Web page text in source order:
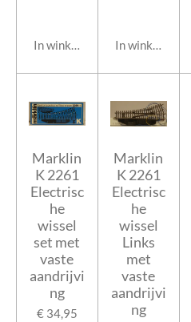
In winkelwagen In winkelwagen
Marklin
K 2261
Electrisc
he
wissel
set met
vaste
aandrijvi
ng
€ 34,95
Marklin
K 2261
Electrisc
he
wissel
Links
met
vaste
aandrijvi
ng